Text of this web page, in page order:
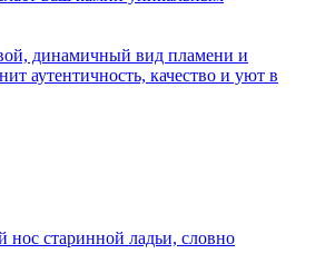
динамичный вид пламени и
аутентичность, качество и уют в
старинной ладьи, словно